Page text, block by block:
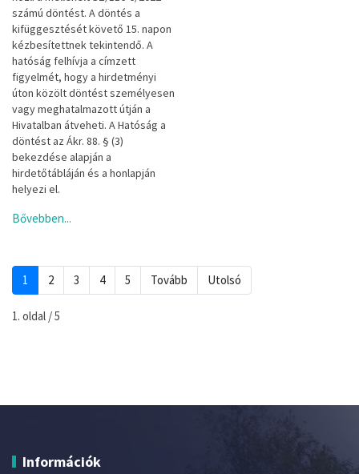
számú döntést. A döntés a
kifüggesztését követő 15. napon
kézbesítettnek tekintendő. A
hatóság felhívja a címzett
figyelmét, hogy a hirdetményi
úton közölt döntést személyesen
vagy meghatalmazott útján a
Hivatalban átveheti. A Hatóság a
döntést az Ákr. 88. § (3)
bekezdése alapján a
hirdetőtábláján és a honlapján
helyezi el.
Bővebben...
1 2 3 4 5 Tovább Utolsó
1. oldal / 5
Információk